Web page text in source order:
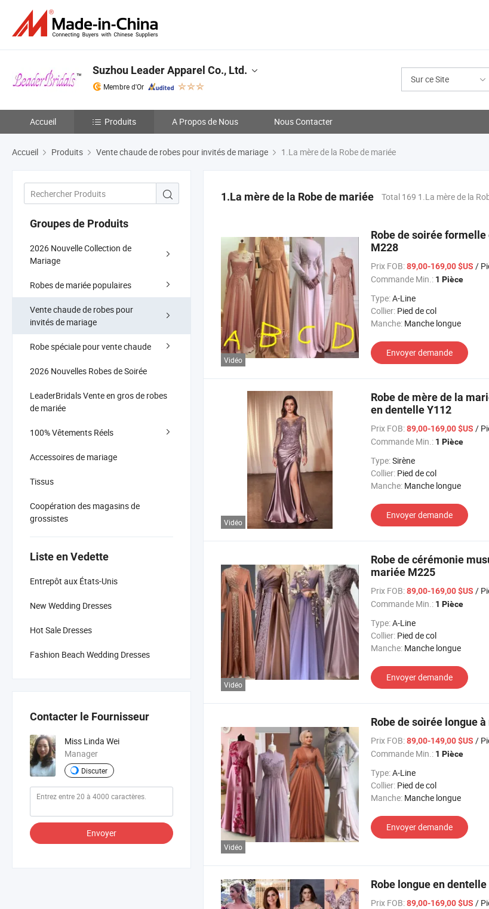
Sur ce Site
Suzhou Leader Apparel Co., Ltd.
Membre d'Or
Accueil Produits A Propos de Nous Nous Contacter
Accueil Produits Vente chaude de robes pour invités de mariage 1.La mère de la Robe de mariée
Groupes de Produits
2026 Nouvelle Collection de
Mariage
Robes de mariée populaires
Vente chaude de robes pour
invités de mariage
Robe spéciale pour vente chaude
2026 Nouvelles Robes de Soirée
LeaderBridals Vente en gros de robes
de mariée
100% Vêtements Réels
Accessoires de mariage
Tissus
Coopération des magasins de
grossistes
Liste en Vedette
Entrepôt aux États-Unis
New Wedding Dresses
Hot Sale Dresses
Fashion Beach Wedding Dresses
Contacter le Fournisseur
Miss Linda Wei
Manager
Discuter
Envoyer
1.La mère de la Robe de mariée Total 169 1.La mère de la
Vidéo
Robe de soirée
M228
Prix FOB:89,00-169,00 $US /
Commande Min.: 1 Pièce
Type:A-Line
Collier: Pied de col
Manche: Manche longue
Envoyer demande
Vidéo
Robe de mère de la
en dentelle Y112
Prix FOB:89,00-169,00 $US /
Commande Min.: 1 Pièce
Type:Sirène
Collier: Pied de col
Manche: Manche longue
Envoyer demande
Vidéo
Robe de cérémonie
mariée M225
Prix FOB:89,00-169,00 $US /
Commande Min.: 1 Pièce
Type:A-Line
Collier: Pied de col
Manche: Manche longue
Envoyer demande
Vidéo
Robe de soirée longue
Prix FOB:89,00-149,00 $US /
Commande Min.: 1 Pièce
Type:A-Line
Collier: Pied de col
Manche: Manche longue
Envoyer demande
Robe longue en
Prix FOB:89,00-169,00 $US /